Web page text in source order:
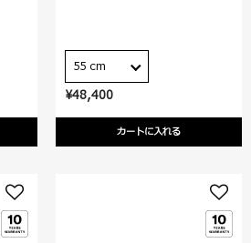
¥48,400
カートに入れる
55 cm